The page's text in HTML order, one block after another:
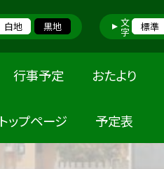
白地 黒地 文字 標準
行事予定 おたより
トップページ 予定表